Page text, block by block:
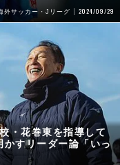
外サッカー・Jリーグ 2024/09/29
・花巻東を指導して
すリーダー論「いっ